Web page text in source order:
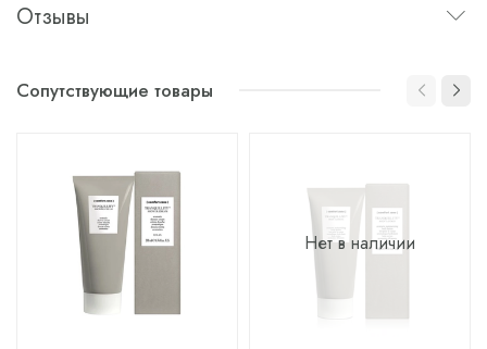
Отзывы
Сопутствующие товары
Нет в наличии